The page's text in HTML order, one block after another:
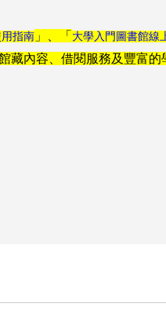
指南 」、「 大學入門圖書館線
藏內容、借閱服務及豐富的